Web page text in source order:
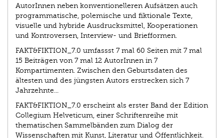
AutorInnen neben konventionelleren Aufsätzen auch
programmatische, polemische und fiktionale Texte,
visuelle und hybride Ausdrucksmittel, Kooperationen
und Kontroversen, Interview- und Briefformen.
FAKT&FIKTION_7.0 umfassst 7 mal 60 Seiten mit 7 mal
15 Beiträgen von 7 mal 12 AutorInnen in 7
Kompartimenten. Zwischen den Geburtsdaten des
ältesten und des jüngsten Autors erstrecken sich 7
Jahrzehnte...
FAKT&FIKTION_7.0 erscheint als erster Band der Edition
Collegium Helveticum, einer Schriftenreihe mit
thematischen Sammelbänden zum Dialog der
Wissenschaften mit Kunst, Literatur und Öffentlichkeit.